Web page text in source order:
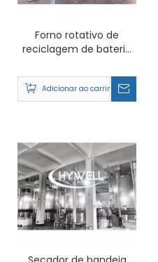
Forno rotativo de
reciclagem de bateria
calcinação em massa
negra
Adicionar ao carrinho